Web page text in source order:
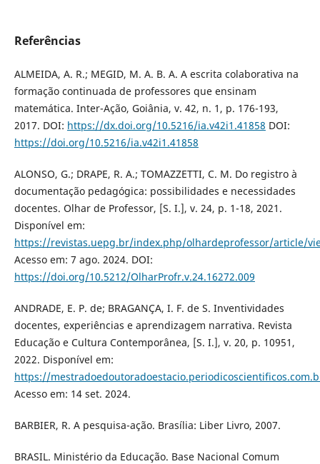
Referências
ALMEIDA, A. R.; MEGID, M. A. B. A. A escrita colaborativa na
formação continuada de professores que ensinam
matemática. Inter-Ação, Goiânia, v. 42, n. 1, p. 176-193,
2017. DOI: https://dx.doi.org/10.5216/ia.v42i1.41858 DOI:
https://doi.org/10.5216/ia.v42i1.41858
ALONSO, G.; DRAPE, R. A.; TOMAZZETTI, C. M. Do registro à
documentação pedagógica: possibilidades e necessidades
docentes. Olhar de Professor, [S. I.], v. 24, p. 1-18, 2021.
Disponível em:
https://revistas.uepg.br/index.php/olhardeprofessor/article/
Acesso em: 7 ago. 2024. DOI:
https://doi.org/10.5212/OlharProfr.v.24.16272.009
ANDRADE, E. P. de; BRAGANÇA, I. F. de S. Inventividades
docentes, experiências e aprendizagem narrativa. Revista
Educação e Cultura Contemporânea, [S. I.], v. 20, p. 10951,
2022. Disponível em:
https://
Acesso em: 14 set. 2024.
BARBIER, R. A pesquisa-ação. Brasília: Liber Livro, 2007.
BRASIL. Ministério da Educação. Base Nacional Comum